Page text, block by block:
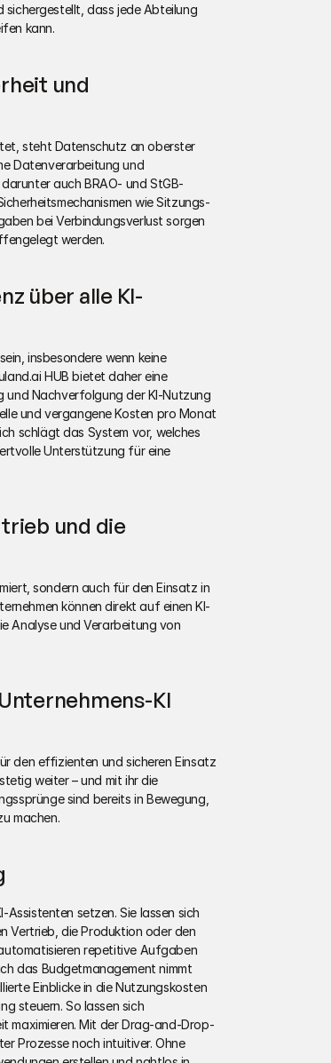
dass jede Abteilung
kann.
und
steht Datenschutz an oberster
Datenverarbeitung und
auch BRAO- und StGB-
wie Sitzungs-
bei Verbindungsverlust sorgen
werden.
über alle KI-
insbesondere wenn keine
HUB bietet daher eine
und Nachverfolgung der KI-Nutzung
und vergangene Kosten pro Monat
schlägt das System vor, welches
Unterstützung für eine
und die
sondern auch für den Einsatz in
können direkt auf einen KI-
Analyse und Verarbeitung von
KI
den effizienten und sicheren Einsatz
weiter – und mit ihr die
sind bereits in Bewegung,
machen.
setzen. Sie lassen sich
Vertrieb, die Produktion oder den
repetitive Aufgaben
das Budgetmanagement nimmt
Einblicke in die Nutzungskosten
steuern. So lassen sich
maximieren. Mit der Drag-and-Drop-
Prozesse noch intuitiver. Ohne